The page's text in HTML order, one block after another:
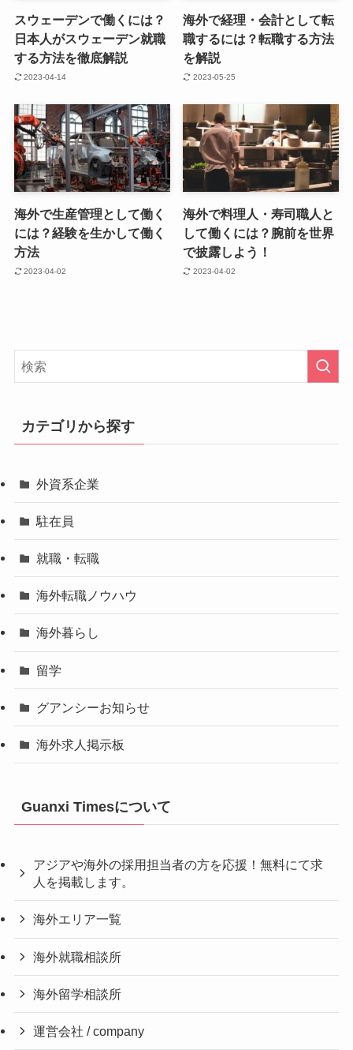
スウェーデンで働くには？
日本人がスウェーデン就職
する方法を徹底解説
2023-04-14
海外で経理・会計として転
職するには？転職する方法
を解説
2023-05-25
海外で生産管理として働く
には？経験を生かして働く
方法
2023-04-02
海外で料理人・寿司職人と
して働くには？腕前を世界
で披露しよう！
2023-04-02
カテゴリから探す
外資系企業
駐在員
就職・転職
海外転職ノウハウ
海外暮らし
留学
グアンシーお知らせ
海外求人掲示板
Guanxi Timesについて
アジアや海外の採用担当者の方を応援！無料にて求
人を掲載します。
海外エリア一覧
海外就職相談所
海外留学相談所
運営会社 / company